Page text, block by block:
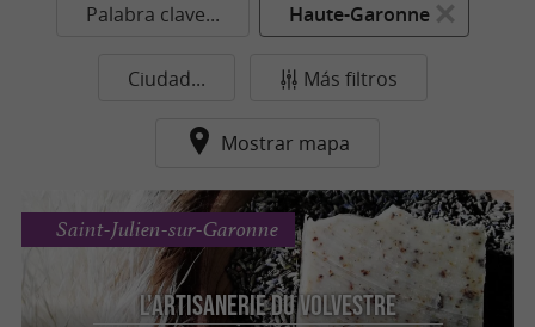
Palabra clave... Haute-Garonne
Ciudad... Más filtros
Mostrar mapa
L'Artisanerie du Volvestre
Saint-Julien-sur-Garonne